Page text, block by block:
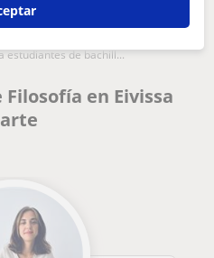
estudiantes de bachill...
en Eivissa